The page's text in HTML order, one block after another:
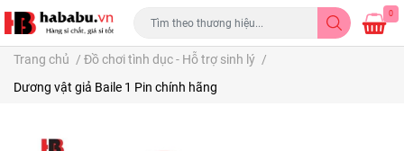
0
Trang chủ / Đồ chơi tình dục - Hỗ trợ sinh lý /
Dương vật giả Baile 1 Pin chính hãng